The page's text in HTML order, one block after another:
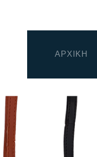
ΑΡΧΙΚΗ